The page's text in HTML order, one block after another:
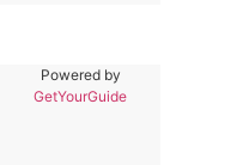
Powered by
GetYourGuide